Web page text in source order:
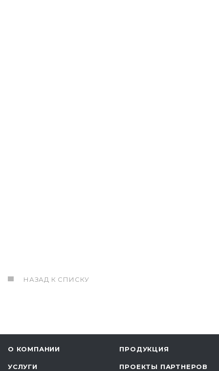
НАЗАД К СПИСКУ
О КОМПАНИИ ПРОДУКЦИЯ
УСЛУГИ ПРОЕКТЫ ПАРТНЕРОВ